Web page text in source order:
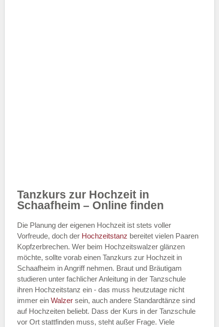
Tanzkurs zur Hochzeit in
Schaafheim – Online finden
Die Planung der eigenen Hochzeit ist stets voller
Vorfreude, doch der Hochzeitstanz bereitet vielen Paaren
Kopfzerbrechen. Wer beim Hochzeitswalzer glänzen
möchte, sollte vorab einen Tanzkurs zur Hochzeit in
Schaafheim in Angriff nehmen. Braut und Bräutigam
studieren unter fachlicher Anleitung in der Tanzschule
ihren Hochzeitstanz ein - das muss heutzutage nicht
immer ein Walzer sein, auch andere Standardtänze sind
auf Hochzeiten beliebt. Dass der Kurs in der Tanzschule
vor Ort stattfinden muss, steht außer Frage. Viele